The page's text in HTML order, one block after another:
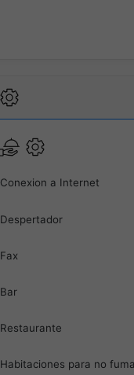
Conexion a Internet
Despertador
Fax
Bar
Restaurante
Habitaciones para no